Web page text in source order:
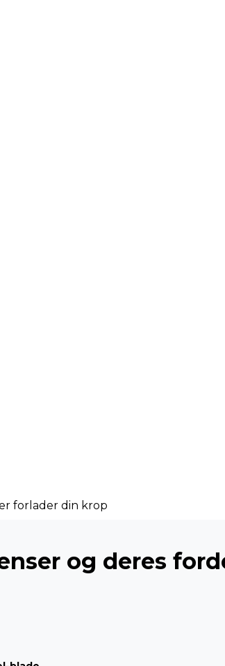
forlader din krop
og deres